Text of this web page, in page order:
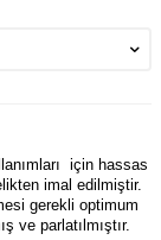
için hassas
imal edilmiştir.
gerekli optimum
ve parlatılmıştır.